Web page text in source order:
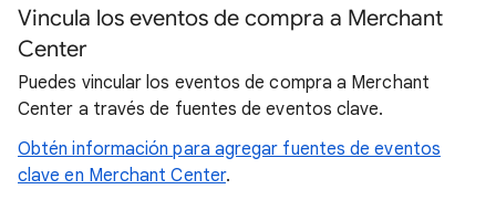
Vincula los eventos de compra a Merchant
Center
Puedes vincular los eventos de compra a Merchant
Center a través de fuentes de eventos clave.
Obtén información para agregar fuentes de eventos
clave en Merchant Center.